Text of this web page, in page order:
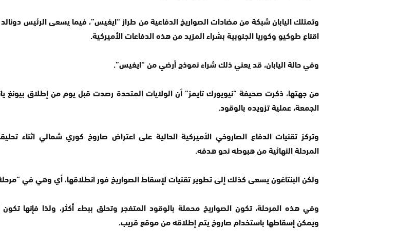
وتمتلك اليابان شبكة من مضادات الصواريخ الدفاعية من طراز “ايغيس”، فيما يسعى الرئيس
اقناع طوكيو وكوريا الجنوبية بشراء المزيد من هذه الدفاعات الأميركية.
وفي حالة اليابان، قد يعني ذلك شراء نموذج أرضي من “ايغيس”.
من جهتها، ذكرت صحيفة “نيويورك تايمز” أن الولايات المتحدة رصدت قبل يوم من إطلاق بيونغ
الجمعة، عملية تزويده بالوقود.
وتركز تقنيات الدفاع الصاروخي الأميركية الحالية على اعتراض صاروخ كوري شمالي اثناء
المرحلة النهائية من هبوطه نحو هدفه.
ولكن البنتاغون يسعى كذلك إلى تطوير تقنيات لإسقاط الصواريخ فور انطلاقها، أي وهي في
وفي هذه المرحلة، تكون الصواريخ محملة بالوقود المتفجر وتحلق ببطء أكثر، ولذا فإنها
ويمكن إسقاطها باستخدام صاروخ يتم إطلاقه من موقع قريب.